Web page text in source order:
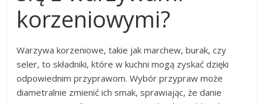
korzeniowymi?
Warzywa korzeniowe, takie jak marchew, burak, czy
seler, to składniki, które w kuchni mogą zyskać dzięki
odpowiednim przyprawom. Wybór przypraw może
diametralnie zmienić ich smak, sprawiając, że danie